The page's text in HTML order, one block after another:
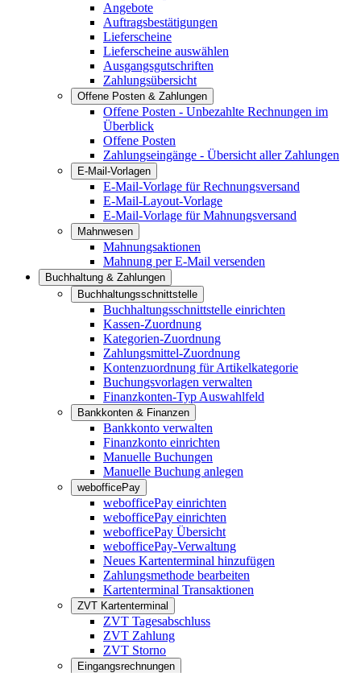
Angebote
Auftragsbestätigungen
Lieferscheine
Lieferscheine auswählen
Ausgangsgutschriften
Zahlungsübersicht
Offene Posten & Zahlungen
Offene Posten - Unbezahlte Rechnungen im
Überblick
Offene Posten
Zahlungseingänge - Übersicht aller Zahlungen
E-Mail-Vorlagen
E-Mail-Vorlage für Rechnungsversand
E-Mail-Layout-Vorlage
E-Mail-Vorlage für Mahnungsversand
Mahnwesen
Mahnungsaktionen
Mahnung per E-Mail versenden
Buchhaltung & Zahlungen
Buchhaltungsschnittstelle
Buchhaltungsschnittstelle einrichten
Kassen-Zuordnung
Kategorien-Zuordnung
Zahlungsmittel-Zuordnung
Kontenzuordnung für Artikelkategorie
Buchungsvorlagen verwalten
Finanzkonten-Typ Auswahlfeld
Bankkonten & Finanzen
Bankkonto verwalten
Finanzkonto einrichten
Manuelle Buchungen
Manuelle Buchung anlegen
webofficePay
webofficePay einrichten
webofficePay einrichten
webofficePay Übersicht
webofficePay-Verwaltung
Neues Kartenterminal hinzufügen
Zahlungsmethode bearbeiten
Kartenterminal Transaktionen
ZVT Kartenterminal
ZVT Tagesabschluss
ZVT Zahlung
ZVT Storno
Eingangsrechnungen